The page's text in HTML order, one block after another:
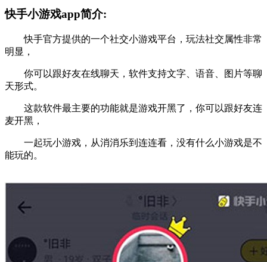
快手小游戏app简介:
快手官方提供的一个社交小游戏平台，玩法社交属性非常
明显，
你可以跟好友在线聊天，软件支持文字、语音、图片等聊
天形式。
这款软件最主要的功能就是游戏开黑了，你可以跟好友连
麦开黑，
一起玩小游戏，从消消乐到连连看，没有什么小游戏是不
能玩的。